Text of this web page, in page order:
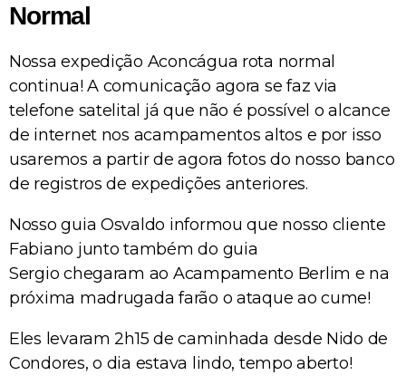
Normal
Nossa expedição Aconcágua rota normal
continua! A comunicação agora se faz via
telefone satelital já que não é possível o alcance
de internet nos acampamentos altos e por isso
usaremos a partir de agora fotos do nosso banco
de registros de expedições anteriores.
Nosso guia Osvaldo informou que nosso cliente
Fabiano junto também do guia
Sergio chegaram ao Acampamento Berlim e na
próxima madrugada farão o ataque ao cume!
Eles levaram 2h15 de caminhada desde Nido de
Condores, o dia estava lindo, tempo aberto!